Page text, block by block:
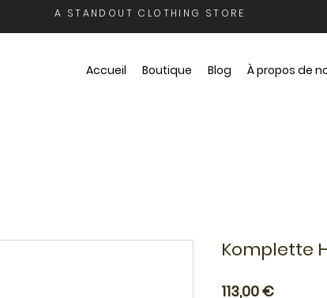
A STANDOUT CLOTHING STORE
Accueil Boutique Blog À propos de
Komplette
113,00 €Prix